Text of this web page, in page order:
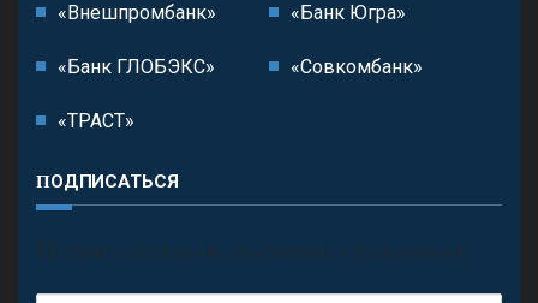
«Внешпромбанк» «Банк Югра»
«Банк ГЛОБЭКС» «Совкомбанк»
«ТРАСТ»
ПОДПИСАТЬСЯ
П олучить последние обновления и предложения.